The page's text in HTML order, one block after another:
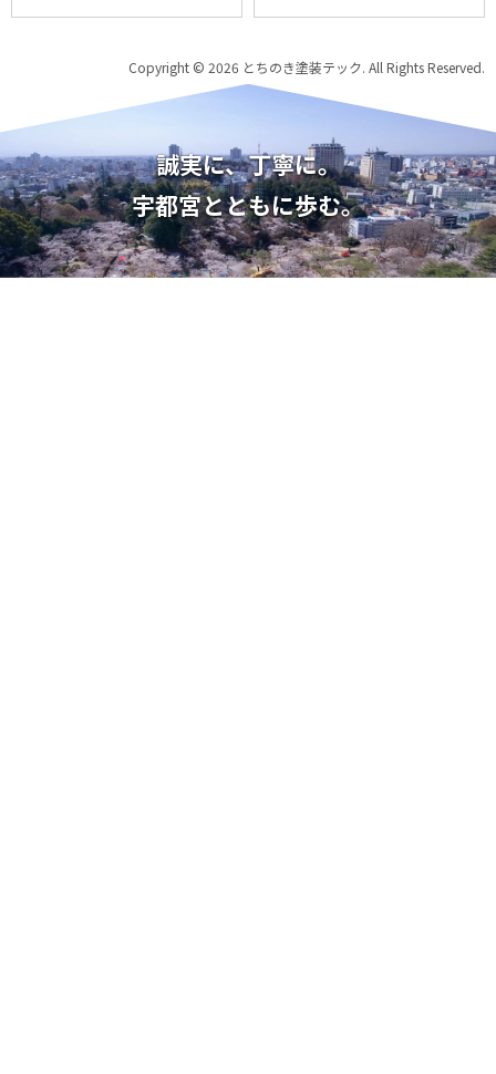
Copyright © 2026 とちのき塗装テック. All Rights Reserved.
誠実に、丁寧に。
宇都宮とともに歩む。